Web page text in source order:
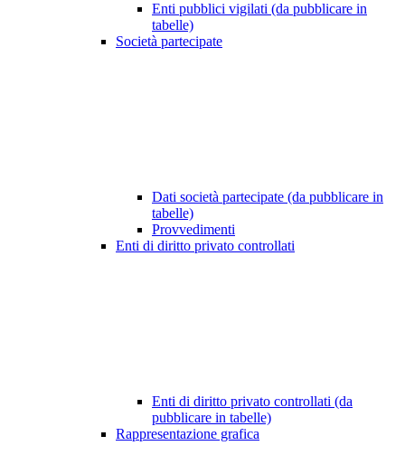
Enti pubblici vigilati (da pubblicare in
tabelle)
Società partecipate
Dati società partecipate (da pubblicare in
tabelle)
Provvedimenti
Enti di diritto privato controllati
Enti di diritto privato controllati (da
pubblicare in tabelle)
Rappresentazione grafica